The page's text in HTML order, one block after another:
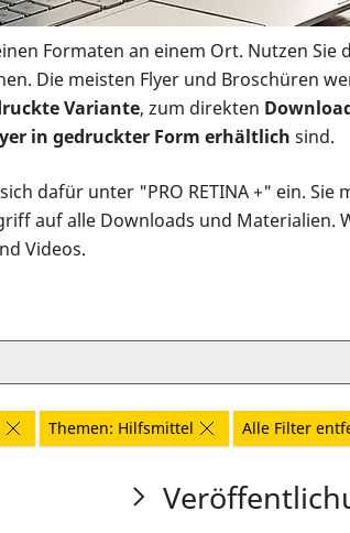
Formaten an einem Ort. Nutzen Sie
Die meisten Flyer und Broschüren
Variante, zum direkten
in gedruckter Form erhältlich sind.
dafür unter "PRO RETINA +" ein. Sie
auf alle Downloads und Materialien.
Videos.
Themen: Hilfsmittel Alle Filter